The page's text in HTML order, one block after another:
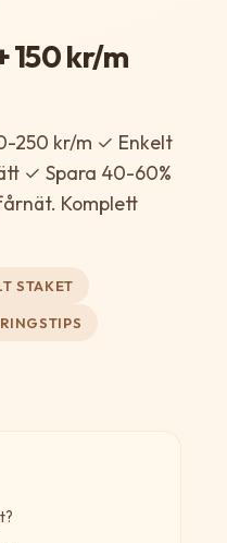
150 kr/m
250 kr/m ✓ Enkelt
✓ Spara 40-60%
Komplett
STAKET